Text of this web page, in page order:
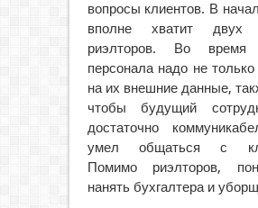
вопросы клиентов. В
вполне хватит двух
риэлторов. Во время
персонала надо не
на их внешние данные,
чтобы будущий
достаточно
умел общаться с
Помимо риэлторов,
нанять бухгалтера и